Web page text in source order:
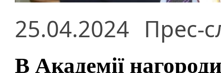
25.04.2024 Прес-
В Академії